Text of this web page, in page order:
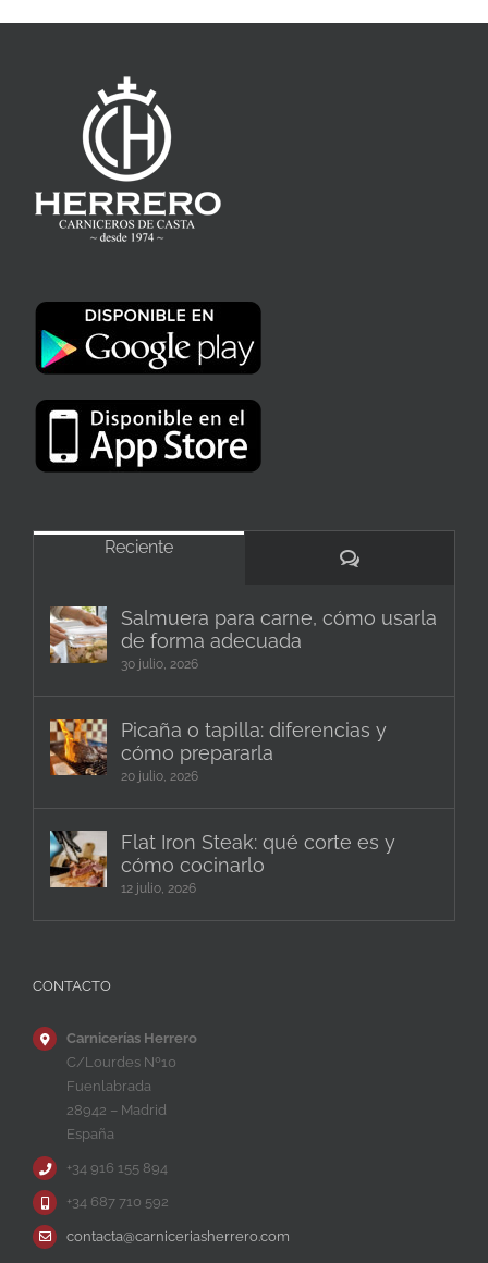
Reciente
Comentarios
Salmuera para carne, cómo usarla
de forma adecuada
30 julio, 2026
Picaña o tapilla: diferencias y
cómo prepararla
20 julio, 2026
Flat Iron Steak: qué corte es y
cómo cocinarlo
12 julio, 2026
CONTACTO
Carnicerías Herrero
C/Lourdes Nº10
Fuenlabrada
28942 – Madrid
España
+34 916 155 894
+34 687 710 592
contacta@carniceriasherrero.com